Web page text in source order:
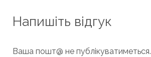
Напишіть відгук
Ваша пошт@ не публікуватиметься.